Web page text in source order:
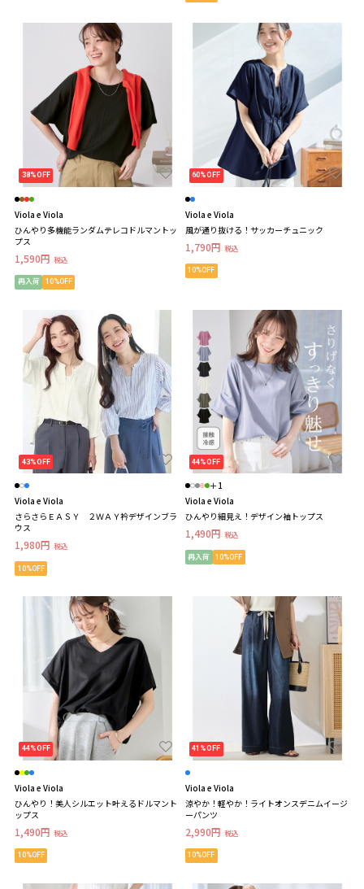
38%OFF
Viola e Viola
ひんやり多機能ランダムテレコドルマントッ
プス
1,590円 税込
再入荷 10%OFF
60%OFF
Viola e Viola
風が通り抜ける！サッカーチュニック
1,790円 税込
10%OFF
43%OFF
Viola e Viola
さらさらＥＡＳＹ ２ＷＡＹ衿デザインブラ
ウス
1,980円 税込
10%OFF
44%OFF
＋1
Viola e Viola
ひんやり細見え！デザイン袖トップス
1,490円 税込
再入荷 10%OFF
44%OFF
Viola e Viola
ひんやり！美人シルエット叶えるドルマント
ップス
1,490円 税込
10%OFF
41%OFF
Viola e Viola
涼やか！軽やか！ライトオンスデニムイージ
ーパンツ
2,990円 税込
10%OFF